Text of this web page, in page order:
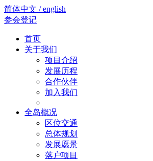
简体中文 / english
参会登记
首页
关于我们
项目介绍
发展历程
合作伙伴
加入我们
全岛概况
区位交通
总体规划
发展愿景
落户项目